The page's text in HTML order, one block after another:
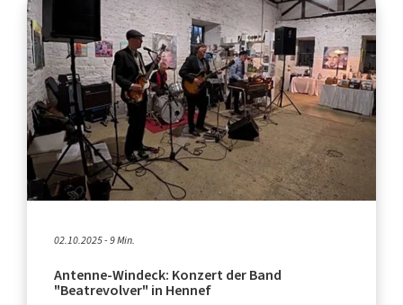
02.10.2025 - 9 Min.
Antenne-Windeck: Konzert der Band
"Beatrevolver" in Hennef